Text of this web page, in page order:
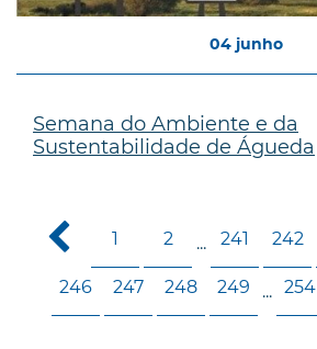
04 junho
Semana do Ambiente e da
Sustentabilidade de Águeda
1 2 ... 241 242
246 247 248 249 ... 254